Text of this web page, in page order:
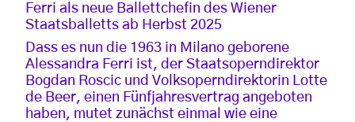
Ferri als neue Ballettchefin des Wiener
Staatsballetts ab Herbst 2025
Dass es nun die 1963 in Milano geborene
Alessandra Ferri ist, der Staatsoperndirektor
Bogdan Roscic und Volksoperndirektorin Lotte
de Beer, einen Fünfjahresvertrag angeboten
haben, mutet zunächst einmal wie eine